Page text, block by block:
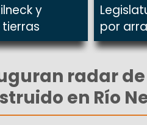
y
por
radar
en Río